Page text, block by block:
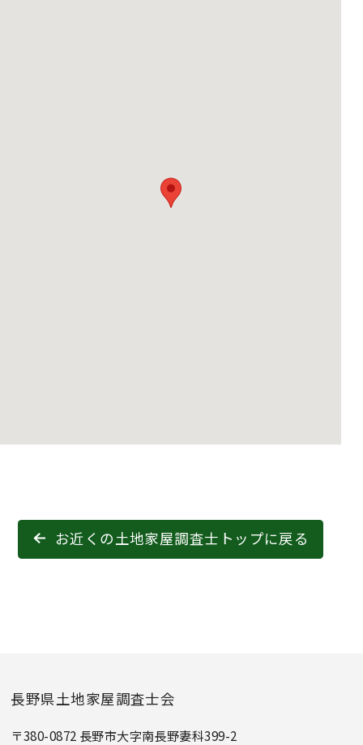
お近くの土地家屋調査士トップに戻る
長野県土地家屋調査士会
〒380-0872 長野市大字南長野妻科399-2